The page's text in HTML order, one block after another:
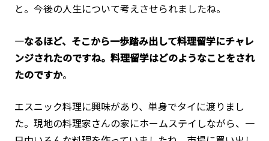
と。今後の人生について考えさせられましたね。
―なるほど、そこから一歩踏み出して料理留学にチャレ
ンジされたのですね。 料理留学はどのようなことをされ
たのですか。
エスニック料理に興味があり、単身でタイに渡りまし
た。現地の料理家さんの家にホームステイしながら、一